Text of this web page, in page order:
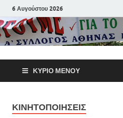
6 Αυγούστου 2026
ΚΎΡΙΟ ΜΕΝΟΎ
ΚΙΝΗΤΟΠΟΙΗΣΕΙΣ